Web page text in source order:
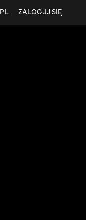
ZALOGUJ SIĘ
PL